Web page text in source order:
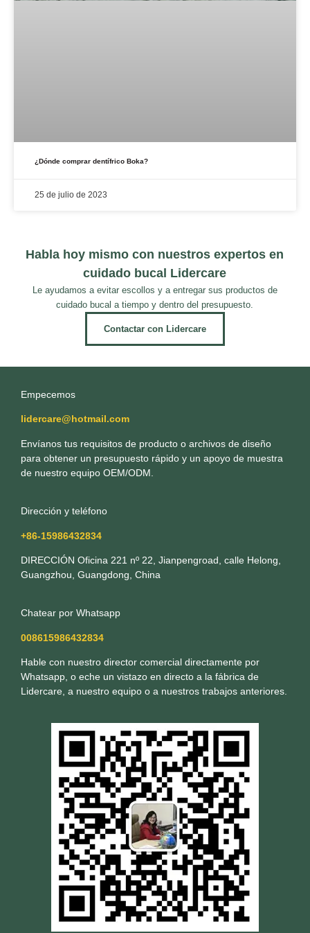
¿Dónde comprar dentífrico Boka?
25 de julio de 2023
Habla hoy mismo con nuestros expertos en
cuidado bucal Lidercare
Le ayudamos a evitar escollos y a entregar sus productos de
cuidado bucal a tiempo y dentro del presupuesto.
Contactar con Lidercare
Empecemos
lidercare@hotmail.com
Envíanos tus requisitos de producto o archivos de diseño
para obtener un presupuesto rápido y un apoyo de muestra
de nuestro equipo OEM/ODM.
Dirección y teléfono
+86-15986432834
DIRECCIÓN Oficina 221 nº 22, Jianpengroad, calle Helong,
Guangzhou, Guangdong, China
Chatear por Whatsapp
008615986432834
Hable con nuestro director comercial directamente por
Whatsapp, o eche un vistazo en directo a la fábrica de
Lidercare, a nuestro equipo o a nuestros trabajos anteriores.